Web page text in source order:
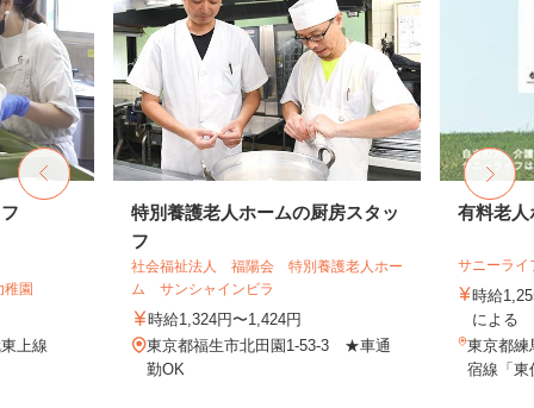
園
上線
特別養護老人ホームの厨房スタッ
フ
社会福祉法人 福陽会 特別養護老人ホー
ム サンシャインビラ
時給1,324円〜1,424円
東京都福生市北田園1-53-3 ★車通
勤OK
有料老人
サニーライ
時給
による
東京都練
宿線「東